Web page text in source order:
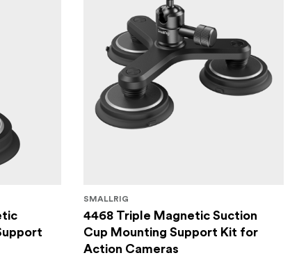
SMALLRIG
4468 Triple Magnetic Suction
Cup Mounting Support Kit for
Action Cameras